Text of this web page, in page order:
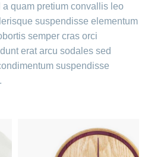
quam pretium convallis leo
suspendisse elementum
semper cras orci
erat arcu sodales sed
suspendisse